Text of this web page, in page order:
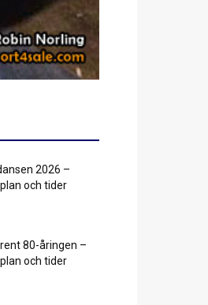
2026 –
och tider
80-åringen –
och tider